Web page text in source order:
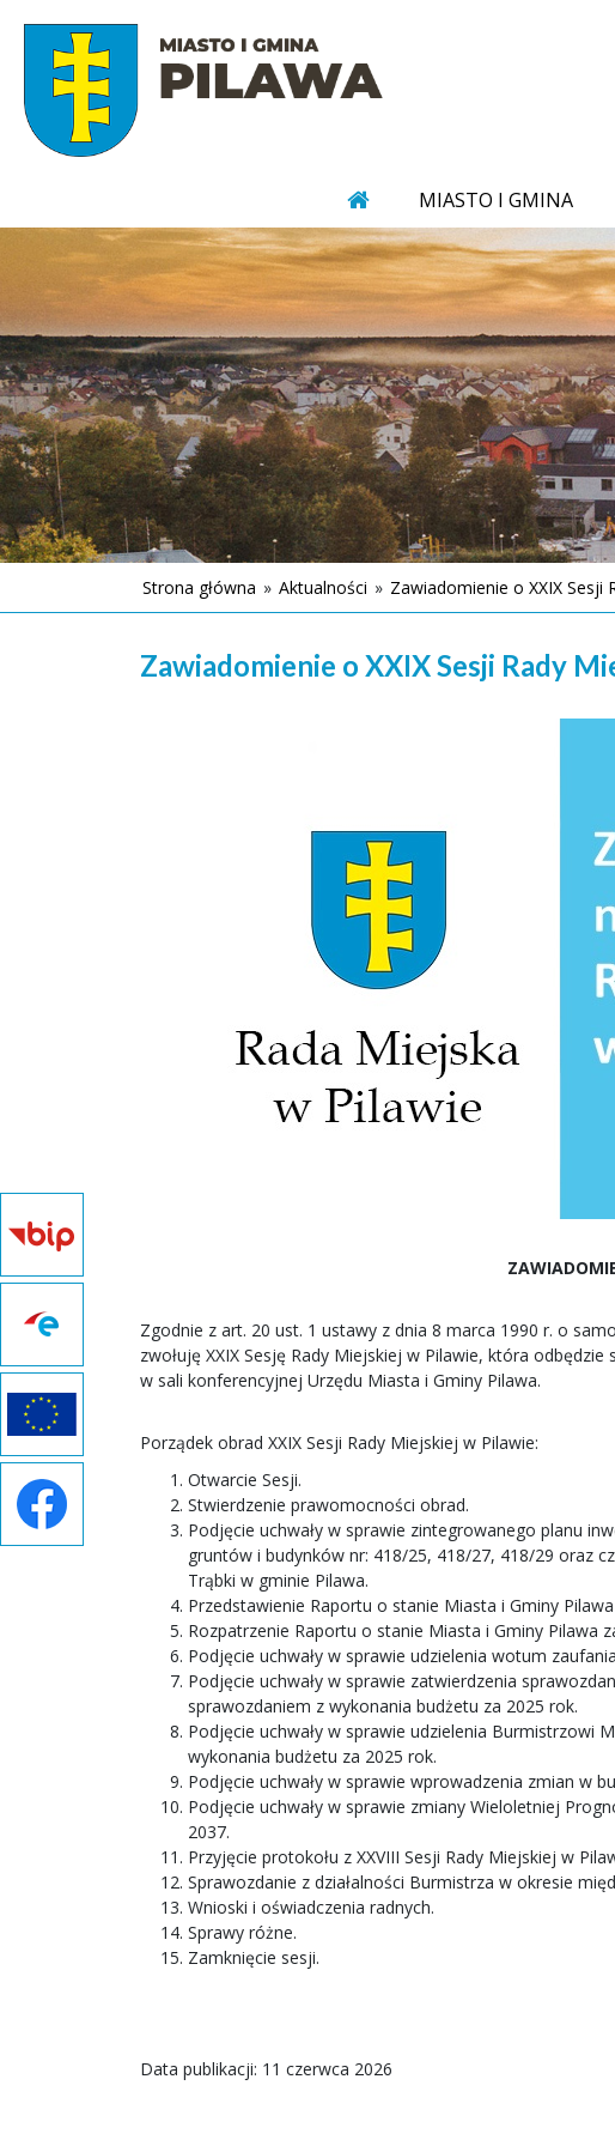
MIASTO I GMINA
Strona główna » Aktualności » Zawiadomienie o XXIX Sesji
Zawiadomienie o XXIX Sesji Rady
Zgodnie z art. 20 ust. 1 ustawy z dnia 8 marca 1990 r. o
zwołuję XXIX Sesję Rady Miejskiej w Pilawie, która
w sali konferencyjnej Urzędu Miasta i Gminy Pilawa.
Porządek obrad XXIX Sesji Rady Miejskiej w Pilawie:
Otwarcie Sesji.
Stwierdzenie prawomocności obrad.
Podjęcie uchwały w sprawie zintegrowanego planu
gruntów i budynków nr: 418/25, 418/27, 418/29 oraz
Trąbki w gminie Pilawa.
Przedstawienie Raportu o stanie Miasta i Gminy
Rozpatrzenie Raportu o stanie Miasta i Gminy Pilawa
Podjęcie uchwały w sprawie udzielenia wotum
Podjęcie uchwały w sprawie zatwierdzenia
sprawozdaniem z wykonania budżetu za 2025 rok.
Podjęcie uchwały w sprawie udzielenia Burmistrzowi
wykonania budżetu za 2025 rok.
Podjęcie uchwały w sprawie wprowadzenia zmian w
Podjęcie uchwały w sprawie zmiany Wieloletniej
2037.
Przyjęcie protokołu z XXVIII Sesji Rady Miejskiej w
Sprawozdanie z działalności Burmistrza w okresie
Wnioski i oświadczenia radnych.
Sprawy różne.
Zamknięcie sesji.
Data publikacji: 11 czerwca 2026